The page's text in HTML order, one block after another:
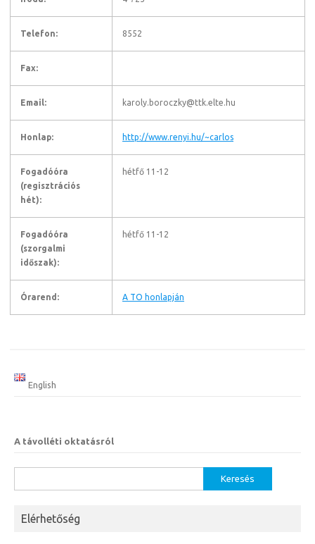
Telefon: 8552
Fax:
Email: karoly.boroczky@ttk.elte.hu
Honlap: http://www.renyi.hu/~carlos
Fogadóóra
(regisztrációs
hét):
hétfő 11-12
Fogadóóra
(szorgalmi
időszak):
hétfő 11-12
Órarend: A TO honlapján
English
A távolléti oktatásról
Elérhetőség